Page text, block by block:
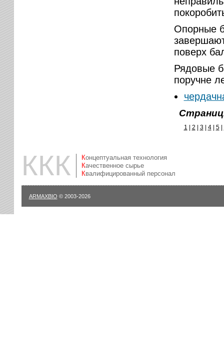
Опорные
поверх
Рядовые
поручне
1 2 3| 4| 5|
ККК
Концептуальная технология
Качественное сырье
Квалифицированный персонал
ARMAXBIO © 2003-2026